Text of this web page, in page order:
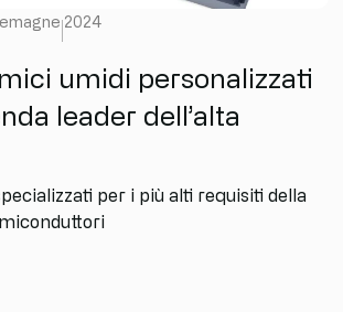
2024
umidi personalizzati
leader dell’alta
per i più alti requisiti della